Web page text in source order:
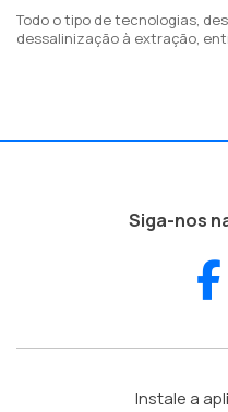
Todo o tipo de tecnologias,
dessalinização à extração,
Siga-nos
Instale a